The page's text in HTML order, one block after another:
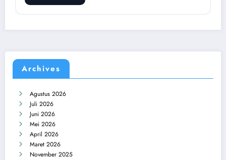
Archives
Agustus 2026
Juli 2026
Juni 2026
Mei 2026
April 2026
Maret 2026
November 2025